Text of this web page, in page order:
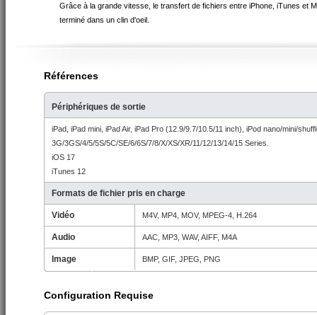
Grâce à la grande vitesse, le transfert de fichiers entre iPhone, iTunes et
terminé dans un clin d'oeil.
Références
Périphériques de sortie
iPad, iPad mini, iPad Air, iPad Pro (12.9/9.7/10.5/11 inch), iPod nano/mini/
3G/3GS/4/5/5S/5C/SE/6/6S/7/8/X/XS/XR/11/12/13/14/15 Series.
iOS 17
iTunes 12
Formats de fichier pris en charge
Vidéo M4V, MP4, MOV, MPEG-4, H.264
Audio AAC, MP3, WAV, AIFF, M4A
Image BMP, GIF, JPEG, PNG
Configuration Requise